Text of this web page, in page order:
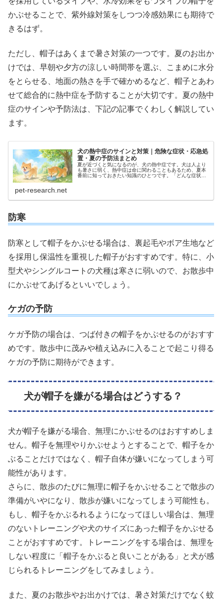
かぶせることで、紫外線対策をしつつ冷感効果にも期待で
きるはず。
ただし、帽子はあくまで暑さ対策の一つです。夏のお出か
けでは、早朝や夕方の涼しい時間帯を選ぶ、こまめに水分
をとらせる、地面の熱さを手で確かめるなど、帽子とあわ
せて総合的に熱中症を予防することが大切です。夏の熱中
症のサインや予防法は、下記の記事でくわしく解説してい
ます。
犬の熱中症のサインと対策｜危険な症状・応急処
置・夏の予防法まとめ
夏が近づくと気になるのが、犬の熱中症です。犬は人より
も暑さに弱く、熱中症は命に関わることもあるため、夏本
番前に知っておきたい知識のひとつです。「どんな症状が
pet-research.net
防寒
防寒として帽子をかぶせる場合は、裏起毛やボア生地など
を採用し保温性を重視した帽子がおすすめです。特に、小
型犬やシングルコートの犬種は寒さに弱いので、お散歩中
にかぶせてあげるといいでしょう。
ケガの予防
ケガ予防の場合は、つば付きの帽子をかぶせるのがおすす
めです。散歩中に茂みや植え込みに入ることで起こり得る
ケガの予防に期待ができます。
犬が帽子を嫌がる場合はどうする？
犬が帽子を嫌がる場合、無理にかぶせるのはおすすめしま
せん。帽子を無理やりかぶせようとすることで、帽子をか
ぶることだけではなく、帽子自体が嫌いになってしまう可
能性があります。
さらに、散歩のたびに無理に帽子をかぶせることで散歩の
準備がいやになり、散歩が嫌いになってしまう可能性も。
もし、帽子をかぶるれるようになってほしい場合は、無理
のないトレーニングや犬のサイズにあった帽子をかぶせる
ことがおすすめです。トレーニングをする場合は、無理を
しない程度に「帽子をかぶると良いことがある」と犬が感
じられるトレーニングをしてみましょう。
また、夏のお散歩やお出かけでは、暑さ対策だけでなく蚊